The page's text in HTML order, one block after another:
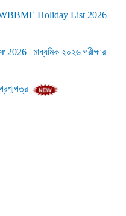
| WBBME Holiday List 2026
| মাধ্যমিক ২০২৬ পরীক্ষার